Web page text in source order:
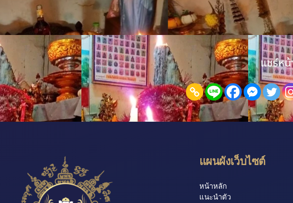
เรื่องดีและเรื่องที่ควรระวัง แต่ไม่ว่าจะเชื่อมาก
น้อยเพียงใด สิ่งสำคัญที่สุดคือ “อย่าประมาท” แ
แชร์หน้
แผนผังเว็บไซต์
หน้าหลัก
แนะนำตัว